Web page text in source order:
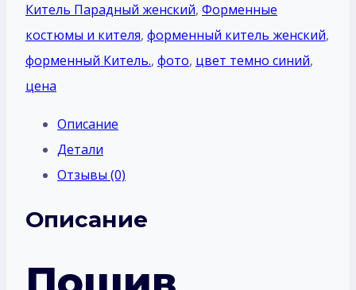
Китель Парадный женский, Форменные
костюмы и кителя, форменный китель женский,
форменный Китель., фото, цвет темно синий,
цена
Описание
Детали
Отзывы (0)
Описание